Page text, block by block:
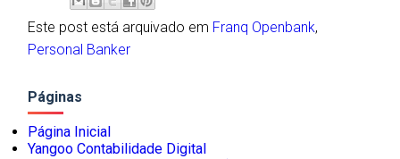
Este post está arquivado em Franq Openbank,
Personal Banker
Páginas
Página Inicial
Yangoo Contabilidade Digital